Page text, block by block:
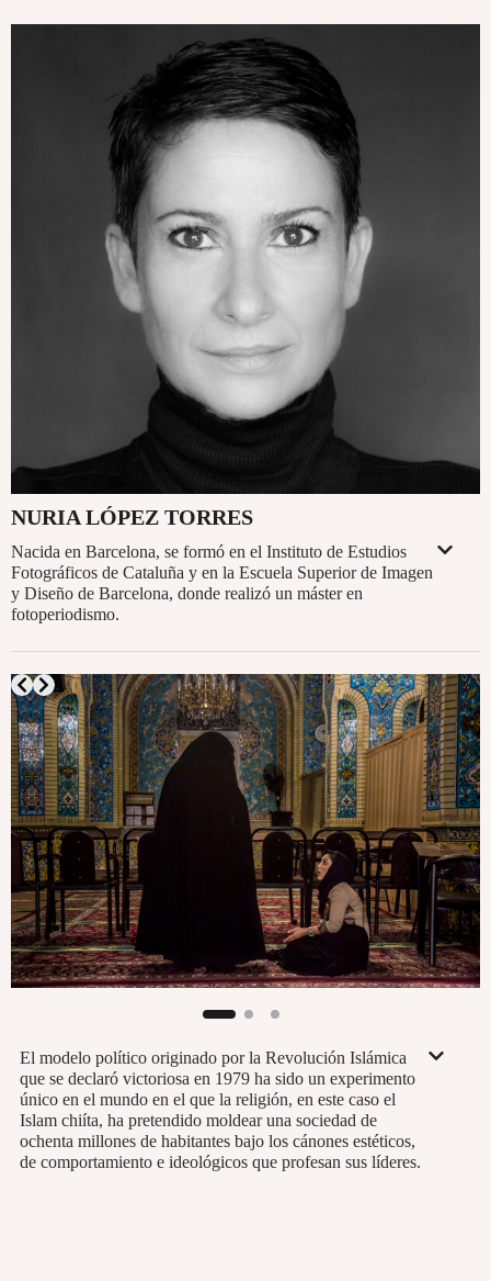
NURIA LÓPEZ TORRES
Nacida en Barcelona, se formó en el Instituto de Estudios
Fotográficos de Cataluña y en la Escuela Superior de Imagen
y Diseño de Barcelona, donde realizó un máster en
fotoperiodismo.
El modelo político originado por la Revolución Islámica
que se declaró victoriosa en 1979 ha sido un experimento
único en el mundo en el que la religión, en este caso el
Islam chiíta, ha pretendido moldear una sociedad de
ochenta millones de habitantes bajo los cánones estéticos,
de comportamiento e ideológicos que profesan sus líderes.